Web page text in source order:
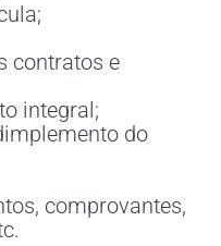
contratos e
integral;
do
comprovantes,